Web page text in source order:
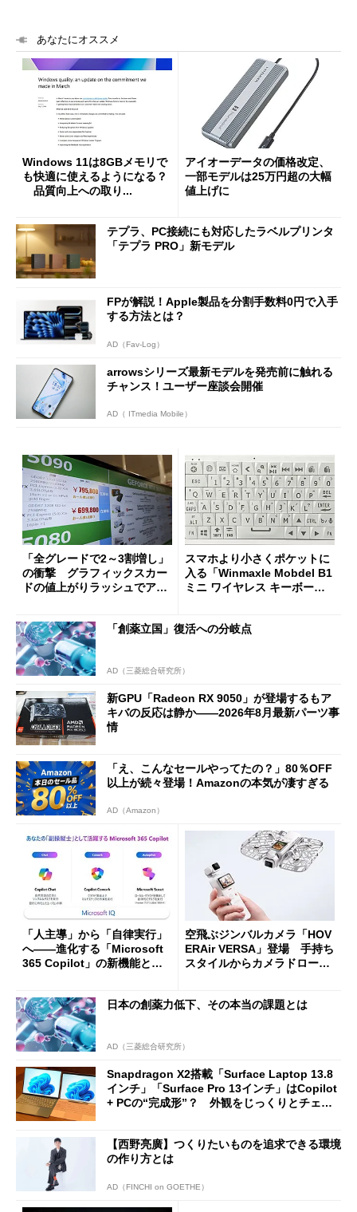
あなたにオススメ
Windows 11は8GBメモリで
も快適に使えるようになる？
品質向上への取り...
アイオーデータの価格改定、
一部モデルは25万円超の大幅
値上げに
テプラ、PC接続にも対応したラベルプリンタ
「テプラ PRO」新モデル
FPが解説！Apple製品を分割手数料0円で入手
する方法とは？
AD（Fav-Log）
arrowsシリーズ最新モデルを発売前に触れる
チャンス！ユーザー座談会開催
AD（ ITmedia Mobile）
「全グレードで2～3割増し」
の衝撃 グラフィックスカー
ドの値上がりラッシュでアキ
スマホより小さくポケットに
入る「Winmaxle Mobdel B1
ミニ ワイヤレス キーボー
「創薬立国」復活への分岐点
AD（三菱総合研究所）
新GPU「Radeon RX 9050」が登場するもア
キバの反応は静か――2026年8月最新パーツ事
情
「え、こんなセールやってたの？」80％OFF
以上が続々登場！Amazonの本気が凄すぎる
AD（Amazon）
「人主導」から「自律実行」
へ――進化する「Microsoft
365 Copilot」の新機能とエ
空飛ぶジンバルカメラ「HOV
ERAir VERSA」登場 手持ち
スタイルからカメラドローン
日本の創薬力低下、その本当の課題とは
AD（三菱総合研究所）
Snapdragon X2搭載「Surface Laptop 13.8
インチ」「Surface Pro 13インチ」はCopilot
+ PCの“完成形”？ 外観をじっくりとチェッ
【西野亮廣】つくりたいものを追求できる環境
の作り方とは
AD（FINCHI on GOETHE）